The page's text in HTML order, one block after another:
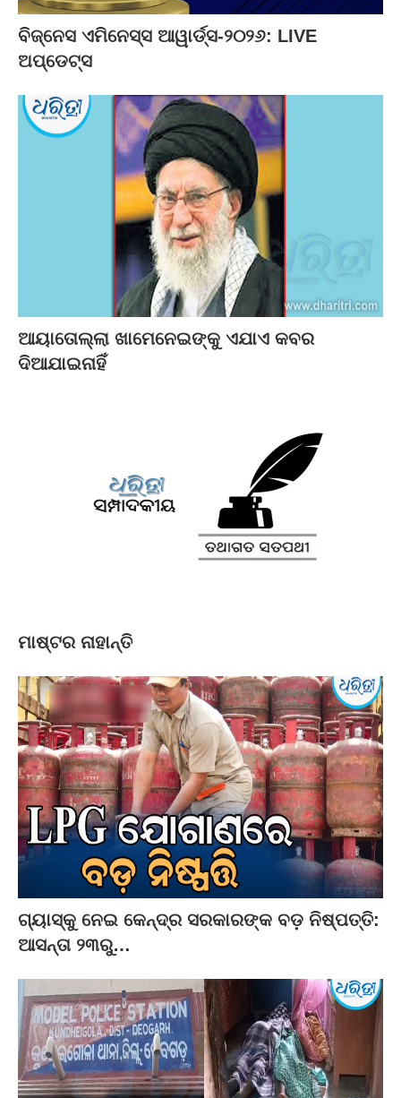
ବିଜ୍‌ନେସ ଏମିନେସ୍ସ ଆୱାର୍ଡ୍ସ-୨୦୨୬: LIVE
ଅପ୍‌ଡେଟ୍ସ
ଆୟାତୋଲ୍ଲା ଖାମେନେଇଙ୍କୁ ଏଯାଏ କବର
ଦିଆଯାଇନାହିଁ
ମାଷ୍ଟର ନାହାନ୍ତି
ଗ୍ୟାସ୍‌କୁ ନେଇ କେନ୍ଦ୍ର ସରକାରଙ୍କ ବଡ଼ ନିଷ୍ପତ୍ତି:
ଆସନ୍ତା ୨୩ରୁ…